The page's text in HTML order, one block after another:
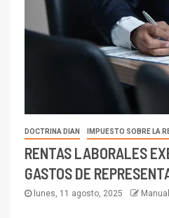
DOCTRINA DIAN IMPUESTO SOBRE LA
RENTAS LABORALES
GASTOS DE
lunes, 11 agosto, 2025